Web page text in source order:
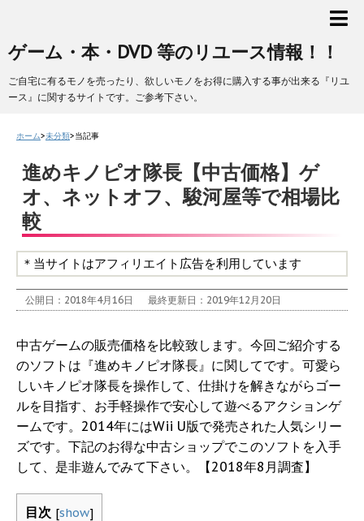
ゲーム・本・DVD 等のリユース情報！！
ご自宅に有るモノを売ったり、欲しいモノをお得に購入する事が出来る『リユ
ース』に関するサイトです。ご参考下さい。
ホーム>未分類>当記事
進めキノピオ隊長【中古価格】ゲ
オ、ネットオフ、駿河屋等で相場比
較
＊当サイトはアフィリエイト広告を利用しています
公開日：2018年4月16日 最終更新日：2019年12月20日
中古ゲームの販売価格を比較致します。今回ご紹介する
のソフトは『進めキノピオ隊長』に関してです。可愛ら
しいキノピオ隊長を操作して、仕掛けを解きながらゴー
ルを目指す、お手軽操作で安心して遊べるアクションゲ
ームです。2014年にはWii U版で発売された人気シリー
ズです。下記のお得な中古ショップでこのソフトを入手
して、是非遊んでみて下さい。【2018年8月調査】
目次 [show]